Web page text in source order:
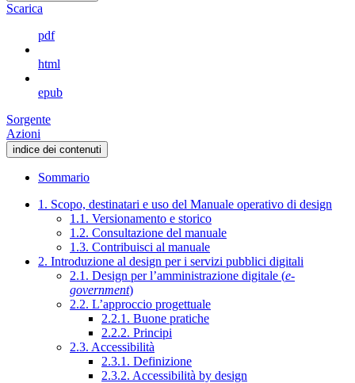
Scarica
pdf
html
epub
Sorgente
Azioni
indice dei contenuti
Sommario
1. Scopo, destinatari e uso del Manuale operativo di design
1.1. Versionamento e storico
1.2. Consultazione del manuale
1.3. Contribuisci al manuale
2. Introduzione al design per i servizi pubblici digitali
2.1. Design per l’amministrazione digitale (e-
government)
2.2. L’approccio progettuale
2.2.1. Buone pratiche
2.2.2. Principi
2.3. Accessibilità
2.3.1. Definizione
2.3.2. Accessibilità by design